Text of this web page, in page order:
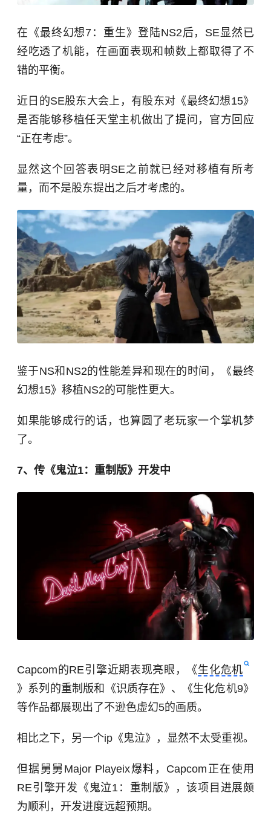
在《最终幻想7：重生》登陆NS2后，SE显然已
经吃透了机能，在画面表现和帧数上都取得了不
错的平衡。
近日的SE股东大会上，有股东对《最终幻想15》
是否能够移植任天堂主机做出了提问，官方回应
“正在考虑”。
显然这个回答表明SE之前就已经对移植有所考
量，而不是股东提出之后才考虑的。
鉴于NS和NS2的性能差异和现在的时间，《最终
幻想15》移植NS2的可能性更大。
如果能够成行的话，也算圆了老玩家一个掌机梦
了。
7、传《鬼泣1：重制版》开发中
Capcom的RE引擎近期表现亮眼，《生化危机
》系列的重制版和《识质存在》、《生化危机9》
等作品都展现出了不逊色虚幻5的画质。
相比之下，另一个ip《鬼泣》，显然不太受重视。
但据舅舅Major Playeix爆料，Capcom正在使用
RE引擎开发《鬼泣1：重制版》，该项目进展颇
为顺利，开发进度远超预期。